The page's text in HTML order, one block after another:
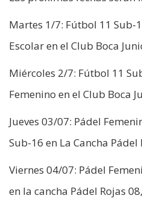
Martes 1/7: Fútbol 11 Sub-
Escolar en el Club Boca
Miércoles 2/7: Fútbol 11
Femenino en el Club Boca
Jueves 03/07: Pádel
Sub-16 en La Cancha Pádel
Viernes 04/07: Pádel
en la cancha Pádel Rojas